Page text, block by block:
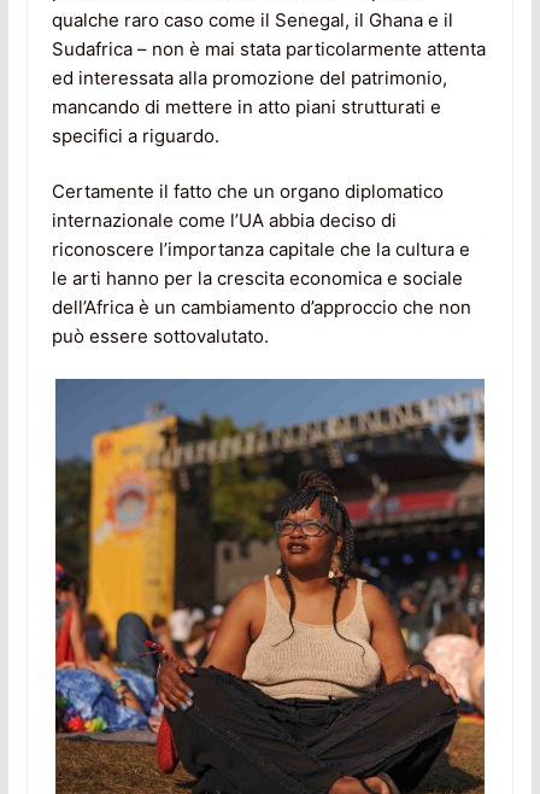
qualche raro caso come il Senegal, il Ghana e il
Sudafrica – non è mai stata particolarmente attenta
ed interessata alla promozione del patrimonio,
mancando di mettere in atto piani strutturati e
specifici a riguardo.
Certamente il fatto che un organo diplomatico
internazionale come l’UA abbia deciso di
riconoscere l’importanza capitale che la cultura e
le arti hanno per la crescita economica e sociale
dell’Africa è un cambiamento d’approccio che non
può essere sottovalutato.